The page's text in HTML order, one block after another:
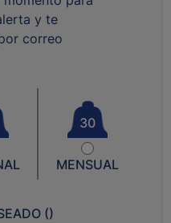
y te
correo
30
MENSUAL
()